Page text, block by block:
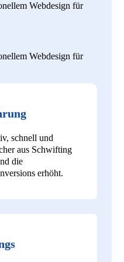
schnell und
aus Schwifting
die
erhöht.